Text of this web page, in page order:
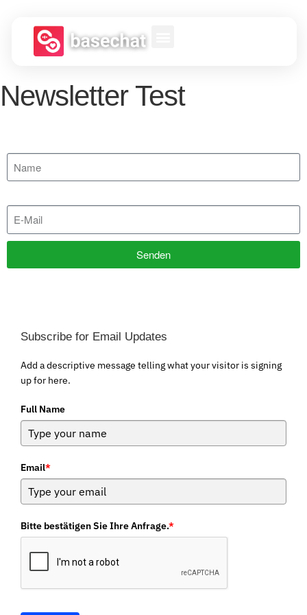
Newsletter Test
Senden
Subscribe for Email Updates
Add a descriptive message telling what your visitor is signing
up for here.
Full Name
Email*
Bitte bestätigen Sie Ihre Anfrage.*